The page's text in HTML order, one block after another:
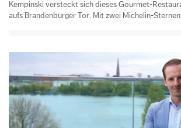
Kempinski versteckt sich dieses Gourmet-
aufs Brandenburger Tor. Mit zwei Michelin-